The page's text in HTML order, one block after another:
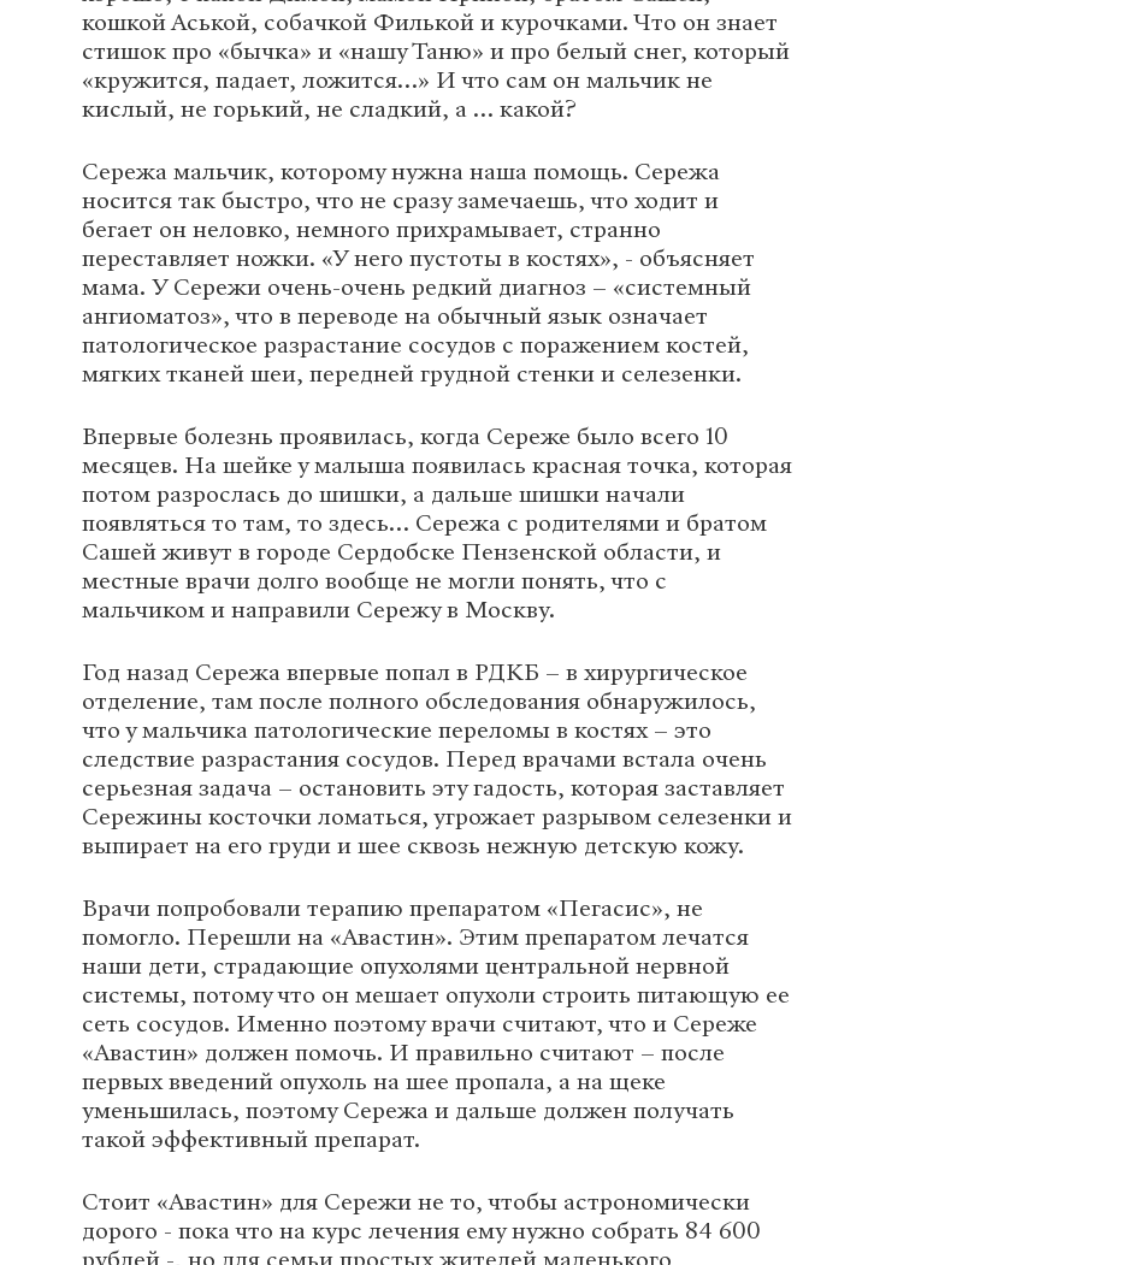
кошкой Аськой, собачкой Филькой и курочками. Что он знает
стишок про «бычка» и «нашу Таню» и про белый снег, который
«кружится, падает, ложится…» И что сам он мальчик не
кислый, не горький, не сладкий, а … какой?
Сережа мальчик, которому нужна наша помощь. Сережа
носится так быстро, что не сразу замечаешь, что ходит и
бегает он неловко, немного прихрамывает, странно
переставляет ножки. «У него пустоты в костях», - объясняет
мама. У Сережи очень-очень редкий диагноз – «системный
ангиоматоз», что в переводе на обычный язык означает
патологическое разрастание сосудов с поражением костей,
мягких тканей шеи, передней грудной стенки и селезенки.
Впервые болезнь проявилась, когда Сереже было всего 10
месяцев. На шейке у малыша появилась красная точка, которая
потом разрослась до шишки, а дальше шишки начали
появляться то там, то здесь… Сережа с родителями и братом
Сашей живут в городе Сердобске Пензенской области, и
местные врачи долго вообще не могли понять, что с
мальчиком и направили Сережу в Москву.
Год назад Сережа впервые попал в РДКБ – в хирургическое
отделение, там после полного обследования обнаружилось,
что у мальчика патологические переломы в костях – это
следствие разрастания сосудов. Перед врачами встала очень
серьезная задача – остановить эту гадость, которая заставляет
Сережины косточки ломаться, угрожает разрывом селезенки и
выпирает на его груди и шее сквозь нежную детскую кожу.
Врачи попробовали терапию препаратом «Пегасис», не
помогло. Перешли на «Авастин». Этим препаратом лечатся
наши дети, страдающие опухолями центральной нервной
системы, потому что он мешает опухоли строить питающую ее
сеть сосудов. Именно поэтому врачи считают, что и Сереже
«Авастин» должен помочь. И правильно считают – после
первых введений опухоль на шее пропала, а на щеке
уменьшилась, поэтому Сережа и дальше должен получать
такой эффективный препарат.
Стоит «Авастин» для Сережи не то, чтобы астрономически
дорого - пока что на курс лечения ему нужно собрать 84 600